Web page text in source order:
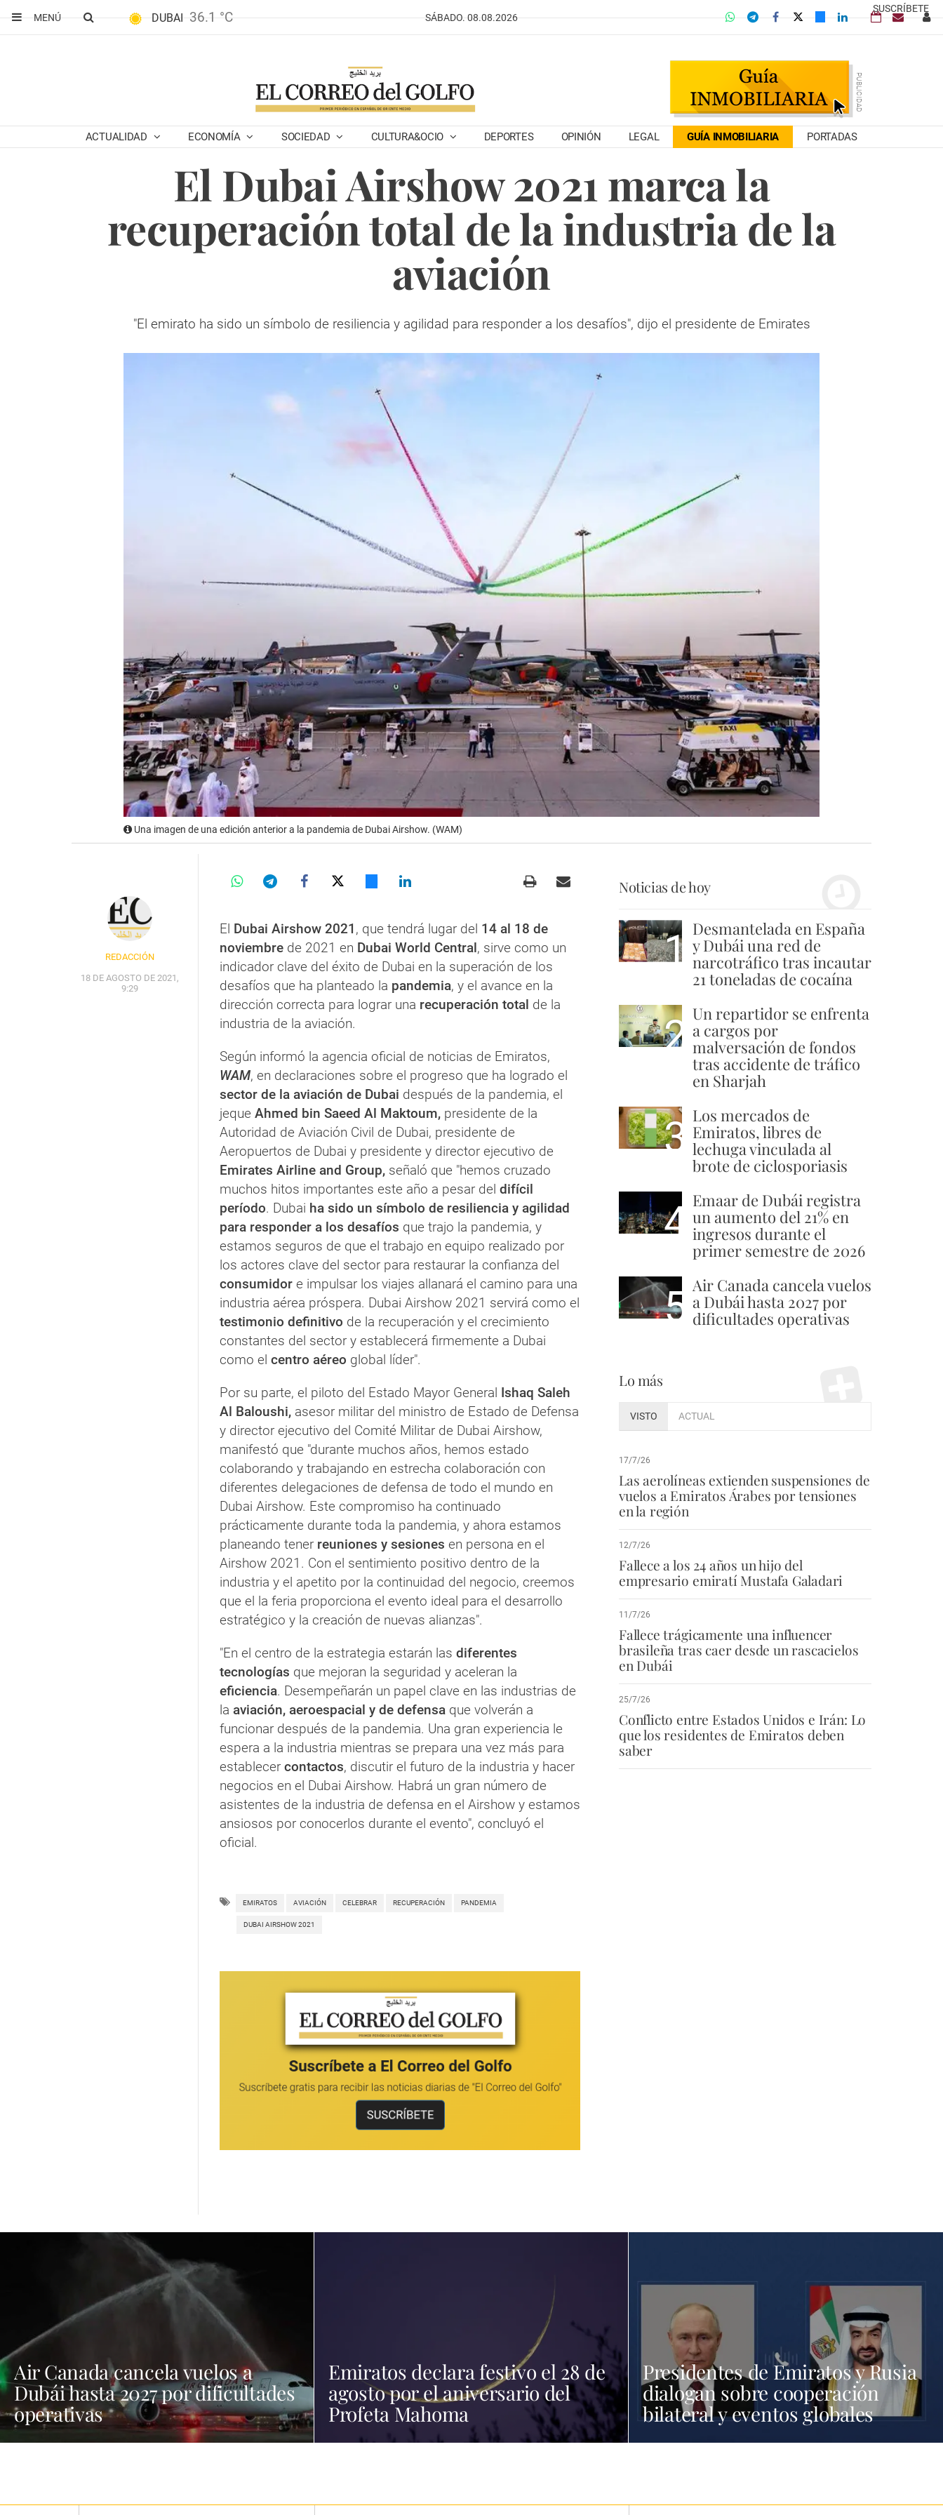
SUSCRÍBETE
MENÚ
DUBAI 36.1 °C SÁBADO. 08.08.2026
ACTUALIDAD ECONOMÍA SOCIEDAD CULTURA&OCIO DEPORTES OPINIÓN LEGAL GUÍA INMOBILIARIA PORTADAS
El Dubai Airshow 2021 marca la
recuperación total de la industria de la
aviación
"El emirato ha sido un símbolo de resiliencia y agilidad para responder a los desafíos", dijo el presidente de Emirates
Una imagen de una edición anterior a la pandemia de Dubai Airshow. (WAM)
REDACCIÓN
18 DE AGOSTO DE 2021,
9:29
El Dubai Airshow 2021 , que tendrá lugar del 14 al 18 de
noviembre de 2021 en Dubai World Central, sirve como un
indicador clave del éxito de Dubai en la superación de los
desafíos que ha planteado la pandemia, y el avance en la
dirección correcta para lograr una recuperación total de la
industria de la aviación.
Según informó la agencia oficial de noticias de Emiratos,
WAM, en declaraciones sobre el progreso que ha logrado el
sector de la aviación de Dubai después de la pandemia, el
jeque Ahmed bin Saeed Al Maktoum, presidente de la
Autoridad de Aviación Civil de Dubai, presidente de
Aeropuertos de Dubai y presidente y director ejecutivo de
Emirates Airline and Group, señaló que "hemos cruzado
muchos hitos importantes este año a pesar del difícil
período. Dubai ha sido un símbolo de resiliencia y agilidad
para responder a los desafíos que trajo la pandemia, y
estamos seguros de que el trabajo en equipo realizado por
los actores clave del sector para restaurar la confianza del
consumidor e impulsar los viajes allanará el camino para una
industria aérea próspera. Dubai Airshow 2021 servirá como el
testimonio definitivo de la recuperación y el crecimiento
constantes del sector y establecerá firmemente a Dubai
como el centro aéreo global líder".
Por su parte, el piloto del Estado Mayor General Ishaq Saleh
Al Baloushi, asesor militar del ministro de Estado de Defensa
y director ejecutivo del Comité Militar de Dubai Airshow,
manifestó que "durante muchos años, hemos estado
colaborando y trabajando en estrecha colaboración con
diferentes delegaciones de defensa de todo el mundo en
Dubai Airshow. Este compromiso ha continuado
prácticamente durante toda la pandemia, y ahora estamos
planeando tener reuniones y sesiones en persona en el
Airshow 2021. Con el sentimiento positivo dentro de la
industria y el apetito por la continuidad del negocio, creemos
que el la feria proporciona el evento ideal para el desarrollo
estratégico y la creación de nuevas alianzas".
"En el centro de la estrategia estarán las diferentes
tecnologías que mejoran la seguridad y aceleran la
eficiencia. Desempeñarán un papel clave en las industrias de
la aviación, aeroespacial y de defensa que volverán a
funcionar después de la pandemia. Una gran experiencia le
espera a la industria mientras se prepara una vez más para
establecer contactos, discutir el futuro de la industria y hacer
negocios en el Dubai Airshow. Habrá un gran número de
asistentes de la industria de defensa en el Airshow y estamos
ansiosos por conocerlos durante el evento", concluyó el
oficial.
EMIRATOS AVIACIÓN CELEBRAR RECUPERACIÓN PANDEMIA
DUBAI AIRSHOW 2021
Noticias de hoy
1 Desmantelada en España
y Dubái una red de
narcotráfico tras incautar
21 toneladas de cocaína
2 Un repartidor se enfrenta
a cargos por
malversación de fondos
tras accidente de tráfico
en Sharjah
3 Los mercados de
Emiratos, libres de
lechuga vinculada al
brote de ciclosporiasis
4 Emaar de Dubái registra
un aumento del 21% en
ingresos durante el
primer semestre de 2026
5 Air Canada cancela vuelos
a Dubái hasta 2027 por
dificultades operativas
Lo más
VISTO ACTUAL
17/7/26
Las aerolíneas extienden suspensiones de
vuelos a Emiratos Árabes por tensiones
en la región
12/7/26
Fallece a los 24 años un hijo del
empresario emiratí Mustafa Galadari
11/7/26
Fallece trágicamente una influencer
brasileña tras caer desde un rascacielos
en Dubái
25/7/26
Conflicto entre Estados Unidos e Irán: Lo
que los residentes de Emiratos deben
saber
Air Canada cancela vuelos a
Dubái hasta 2027 por dificultades
operativas
Emiratos declara festivo el 28 de
agosto por el aniversario del
Profeta Mahoma
Presidentes de Emiratos y Rusia
dialogan sobre cooperación
bilateral y eventos globales